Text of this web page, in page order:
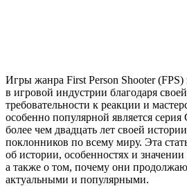
Игры жанра First Person Shooter
в игровой индустрии благодаря
требовательности к реакции и
особенно популярной является серия
более чем двадцать лет своей
поклонников по всему миру. Эта
об истории, особенностях и
а также о том, почему они
актуальными и популярными.